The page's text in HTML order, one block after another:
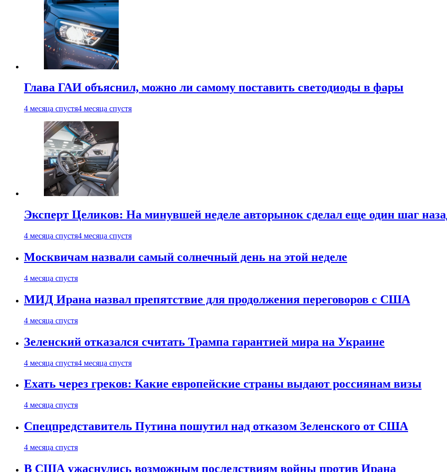
Глава ГАИ объяснил, можно ли самому поставить светодиоды в фары
4 месяца спустя4 месяца спустя
Эксперт Целиков: На минувшей неделе авторынок сделал еще один шаг
4 месяца спустя4 месяца спустя
Москвичам назвали самый солнечный день на этой неделе
4 месяца спустя
МИД Ирана назвал препятствие для продолжения переговоров с США
4 месяца спустя
Зеленский отказался считать Трампа гарантией мира на Украине
4 месяца спустя4 месяца спустя
Ехать через греков: Какие европейские страны выдают россиянам визы
4 месяца спустя
Спецпредставитель Путина пошутил над отказом Зеленского от США
4 месяца спустя
В США ужаснулись возможным последствиям войны против Ирана